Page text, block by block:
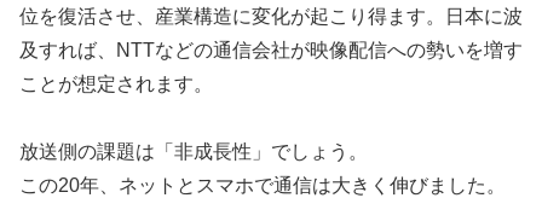
位を復活させ、産業構造に変化が起こり得ます。日本に波
及すれば、NTTなどの通信会社が映像配信への勢いを増す
ことが想定されます。
放送側の課題は「非成長性」でしょう。
この20年、ネットとスマホで通信は大きく伸びました。